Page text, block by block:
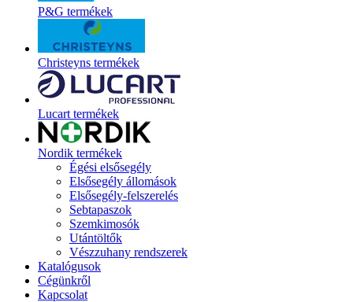
P&G termékek
Christeyns termékek
Lucart termékek
Nordik termékek
Égési elsősegély
Elsősegély állomások
Elsősegély-felszerelés
Sebtapaszok
Szemkimosók
Utántöltők
Vészzuhany rendszerek
Katalógusok
Cégünkről
Kapcsolat